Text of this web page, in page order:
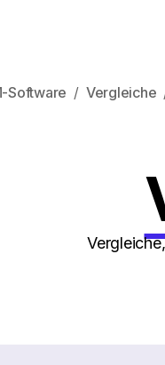
Software Vergleiche